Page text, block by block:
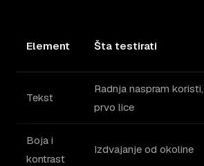
Element Šta testirati
Tekst
Radnja naspram koristi,
prvo lice
Boja i
kontrast
Izdvajanje od okoline